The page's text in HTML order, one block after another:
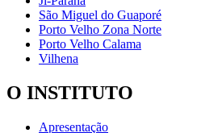
São Miguel do Guaporé
Porto Velho Zona Norte
Porto Velho Calama
Vilhena
O INSTITUTO
Apresentação